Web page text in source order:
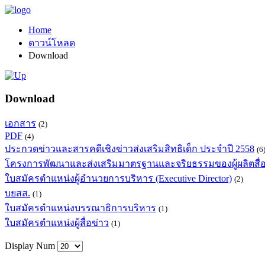
Home
ดาวน์โหลด
Download
Download
เอกสาร (2)
PDF (4)
ประกวดข่าวและสารคดีเชิงข่าวส่งเสริมสิทธิเด็ก ประจำปี 2558 (6)
โครงการพัฒนาและส่งเสริมมาตรฐานและจริยธรรมของผู้ผลิตสื่อ
ใบสมัครตำแหน่งผู้อำนวยการบริหาร (Executive Director) (2)
บยสส. (1)
ใบสมัครตำแหน่งบรรณาธิการบริหาร (1)
ใบสมัครตำแหน่งผู้สื่อข่าว (1)
Display Num